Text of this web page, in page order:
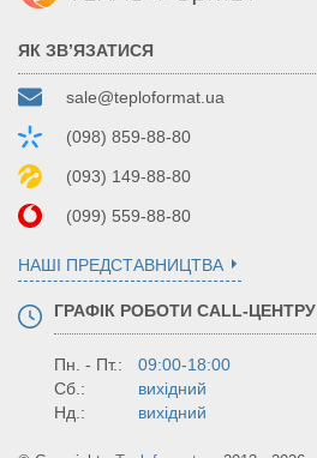
ЯК ЗВ’ЯЗАТИСЯ
sale@teploformat.ua
(098) 859-88-80
(093) 149-88-80
(099) 559-88-80
НАШІ ПРЕДСТАВНИЦТВА
ГРАФІК РОБОТИ CALL-ЦЕНТРУ
Пн. - Пт.:
09:00-18:00
Сб.:
вихідний
Нд.:
вихідний